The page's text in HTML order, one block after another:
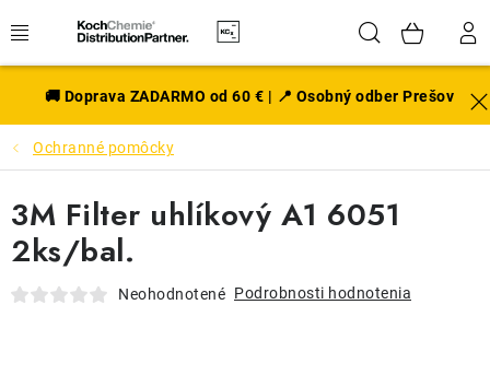
na
Hľadať
EXTERIÉR
DISKY A PNEU
INTERIÉR
PRÍSLUŠENSTVO
🚚 Doprava ZADARMO od 60 € | 📍 Osobný odber Prešov
Ochranné pomôcky
3M Filter uhlíkový A1 6051
2ks/bal.
Neohodnotené Podrobnosti hodnotenia